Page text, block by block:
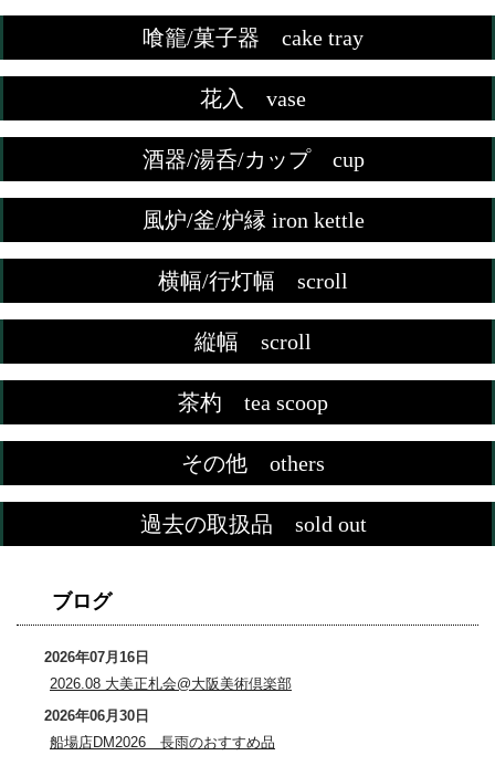
喰籠/菓子器 cake tray
花入 vase
酒器/湯呑/カップ cup
風炉/釜/炉縁 iron kettle
横幅/行灯幅 scroll
縦幅 scroll
茶杓 tea scoop
その他 others
過去の取扱品 sold out
ブログ
2026年07月16日
2026.08 大美正札会@大阪美術倶楽部
2026年06月30日
船場店DM2026 長雨のおすすめ品